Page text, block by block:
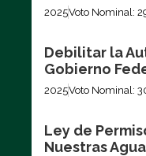
2025Voto Nominal:
Debilitar la
Gobierno
2025Voto Nominal:
Ley de
Nuestras